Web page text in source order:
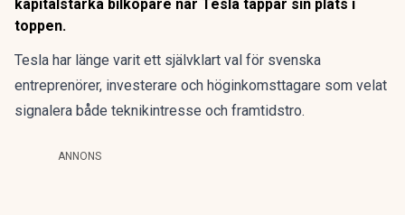
kapitalstarka bilköpare när Tesla tappar sin plats i
toppen.
Tesla har länge varit ett självklart val för svenska
entreprenörer, investerare och höginkomsttagare som velat
signalera både teknikintresse och framtidstro.
ANNONS